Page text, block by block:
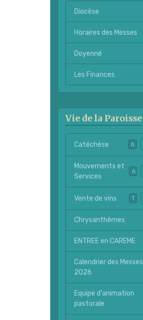
Diocèse
Horaires des Messes
Doyenné
Les Finances
Vie de la Paroisse
Catéchèse 6
Mouvements et
Services
6
Vente de vins 1
Chrysanthèmes
ENTREE en CAREME
Calendrier des Messes
2026
Equipe d'animation
pastorale